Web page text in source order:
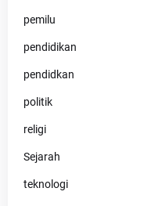
pemilu
pendidikan
pendidkan
politik
religi
Sejarah
teknologi